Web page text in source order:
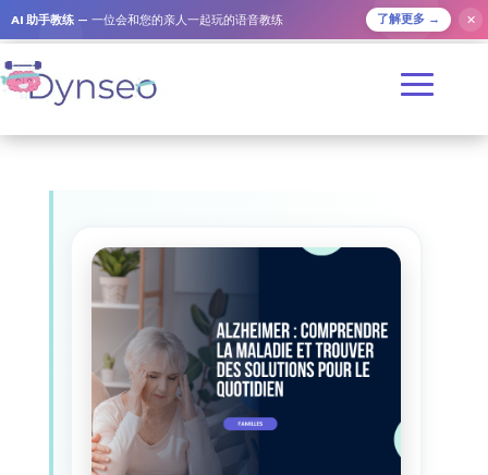
AI 助手教练 — 一位会和您的亲人一起玩的语音教练 了解更多 → ✕